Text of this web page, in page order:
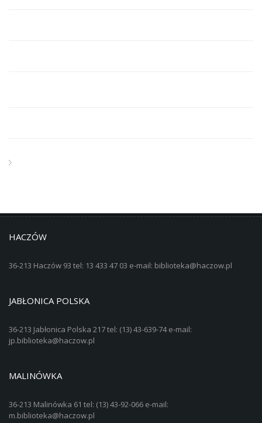
HACZÓW
36-213 Haczów 93 tel: 13 433 47 03 e-mail: biblioteka@haczow.pl
JABŁONICA POLSKA
36-213 Jabłonica Polska 217 tel: (13) 43-639-74 e-mail:
jp.biblioteka@haczow.pl
MALINÓWKA
36-213 Malinówka 61 tel: (13) 43-92-066 e-mail:
m.biblioteka@haczow.pl